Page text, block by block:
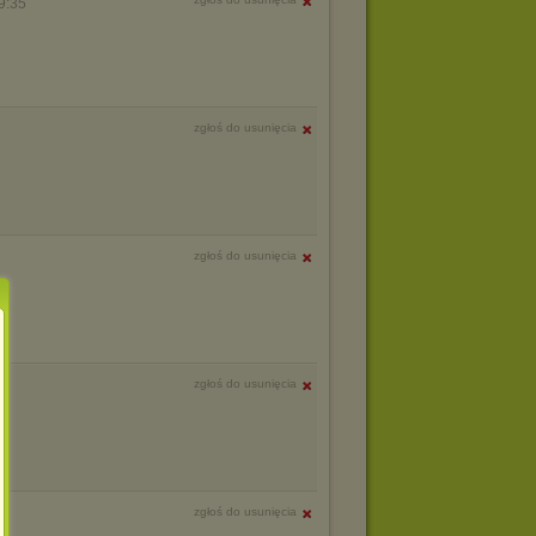
zgłoś do usunięcia
zgłoś do usunięcia
zgłoś do usunięcia
zgłoś do usunięcia